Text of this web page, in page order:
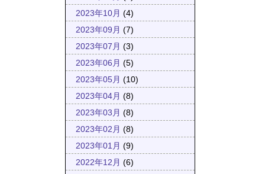
2023年10月 (4)
2023年09月 (7)
2023年07月 (3)
2023年06月 (5)
2023年05月 (10)
2023年04月 (8)
2023年03月 (8)
2023年02月 (8)
2023年01月 (9)
2022年12月 (6)